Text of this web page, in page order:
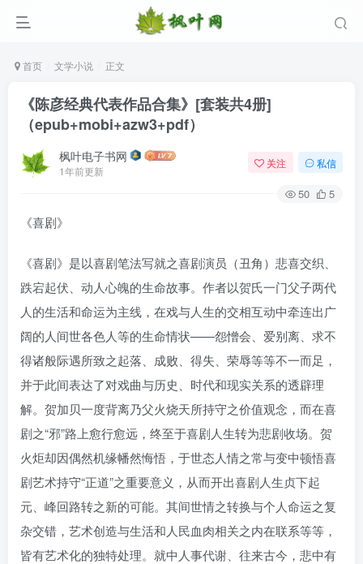
首页 文学小说 正文
《陈彦经典代表作品合集》[套装共4册]
（epub+mobi+azw3+pdf）
枫叶电子书网
1年前更新
关注 私信
50 5
《喜剧》
《喜剧》是以喜剧笔法写就之喜剧演员（丑角）悲喜交织、
跌宕起伏、动人心魄的生命故事。作者以贺氏一门父子两代
人的生活和命运为主线，在戏与人生的交相互动中牵连出广
阔的人间世各色人等的生命情状——怨憎会、爱别离、求不
得诸般际遇所致之起落、成败、得失、荣辱等等不一而足，
并于此间表达了对戏曲与历史、时代和现实关系的透辟理
解。贺加贝一度背离乃父火烧天所持守之价值观念，而在喜
剧之“邪”路上愈行愈远，终至于喜剧人生转为悲剧收场。贺
火炬却因偶然机缘幡然悔悟，于世态人情之常与变中顿悟喜
剧艺术持守“正道”之重要意义，从而开出喜剧人生贞下起
元、峰回路转之新的可能。其间世情之转换与个人命运之复
杂交错，艺术创造与生活和人民血肉相关之内在联系等等，
皆有艺术化的独特处理。就中人事代谢、往来古今，悲中有
没有账号？立即注册
用户名/手机号/邮箱
登录密码
记住登录 找回密码| 免密登录
登录
社交账号登录